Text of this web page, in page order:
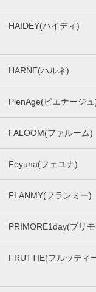
HAIDEY(ハイディ)
HARNE(ハルネ)
PienAge(ピエナージュ
FALOOM(ファルーム)
Feyuna(フェユナ)
FLANMY(フランミー)
PRIMORE1day(プリ
FRUTTIE(フルッティ